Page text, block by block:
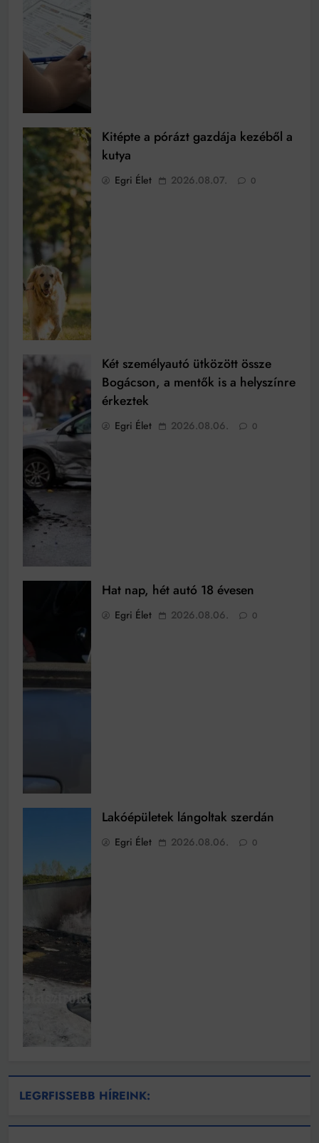
Kitépte a pórázt gazdája kezéből a
kutya
Egri Élet 2026.08.07. 0
Két személyautó ütközött össze
Bogácson, a mentők is a helyszínre
érkeztek
Egri Élet 2026.08.06. 0
Hat nap, hét autó 18 évesen
Egri Élet 2026.08.06. 0
Lakóépületek lángoltak szerdán
Egri Élet 2026.08.06. 0
LEGRFISSEBB HÍREINK: